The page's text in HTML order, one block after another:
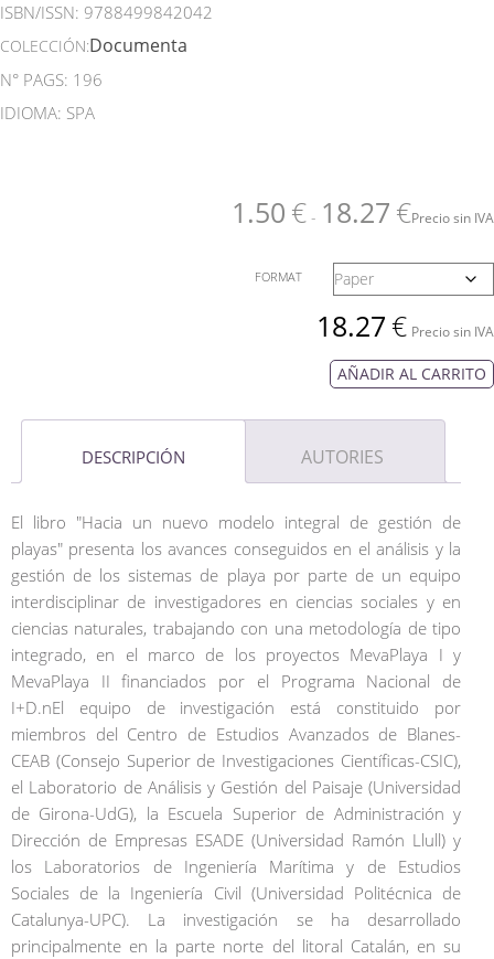
ISBN/ISSN: 9788499842042
COLECCIÓN:Documenta
N° PAGS: 196
IDIOMA: SPA
1.50 € - 18.27 €Precio sin IVA
FORMAT
18.27€ Precio sin IVA
AÑADIR AL CARRITO
DESCRIPCIÓN AUTORIES
El libro "Hacia un nuevo modelo integral de gestión de
playas" presenta los avances conseguidos en el análisis y la
gestión de los sistemas de playa por parte de un equipo
interdisciplinar de investigadores en ciencias sociales y en
ciencias naturales, trabajando con una metodología de tipo
integrado, en el marco de los proyectos MevaPlaya I y
MevaPlaya II financiados por el Programa Nacional de
I+D.nEl equipo de investigación está constituido por
miembros del Centro de Estudios Avanzados de Blanes-
CEAB (Consejo Superior de Investigaciones Científicas-CSIC),
el Laboratorio de Análisis y Gestión del Paisaje (Universidad
de Girona-UdG), la Escuela Superior de Administración y
Dirección de Empresas ESADE (Universidad Ramón Llull) y
los Laboratorios de Ingeniería Marítima y de Estudios
Sociales de la Ingeniería Civil (Universidad Politécnica de
Catalunya-UPC). La investigación se ha desarrollado
principalmente en la parte norte del litoral Catalán, en su